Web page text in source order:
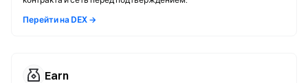
Перейти на DEX →
Earn